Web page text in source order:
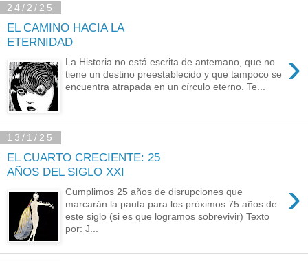
24/2/25
EL CAMINO HACIA LA
ETERNIDAD
›
La Historia no está escrita de antemano, que no
tiene un destino preestablecido y que tampoco se
encuentra atrapada en un círculo eterno. Te...
13/1/25
EL CUARTO CRECIENTE: 25
AÑOS DEL SIGLO XXI
›
Cumplimos 25 años de disrupciones que
marcarán la pauta para los próximos 75 años de
este siglo (si es que logramos sobrevivir) Texto
por: J...